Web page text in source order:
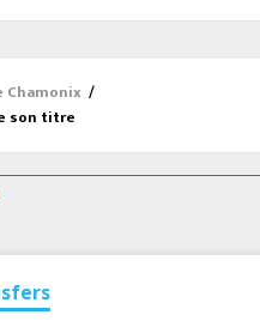
/
son titre